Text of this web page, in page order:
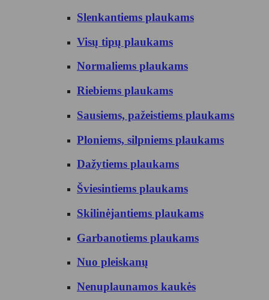
Slenkantiems plaukams
Visų tipų plaukams
Normaliems plaukams
Riebiems plaukams
Sausiems, pažeistiems plaukams
Ploniems, silpniems plaukams
Dažytiems plaukams
Šviesintiems plaukams
Skilinėjantiems plaukams
Garbanotiems plaukams
Nuo pleiskanų
Nenuplaunamos kaukės